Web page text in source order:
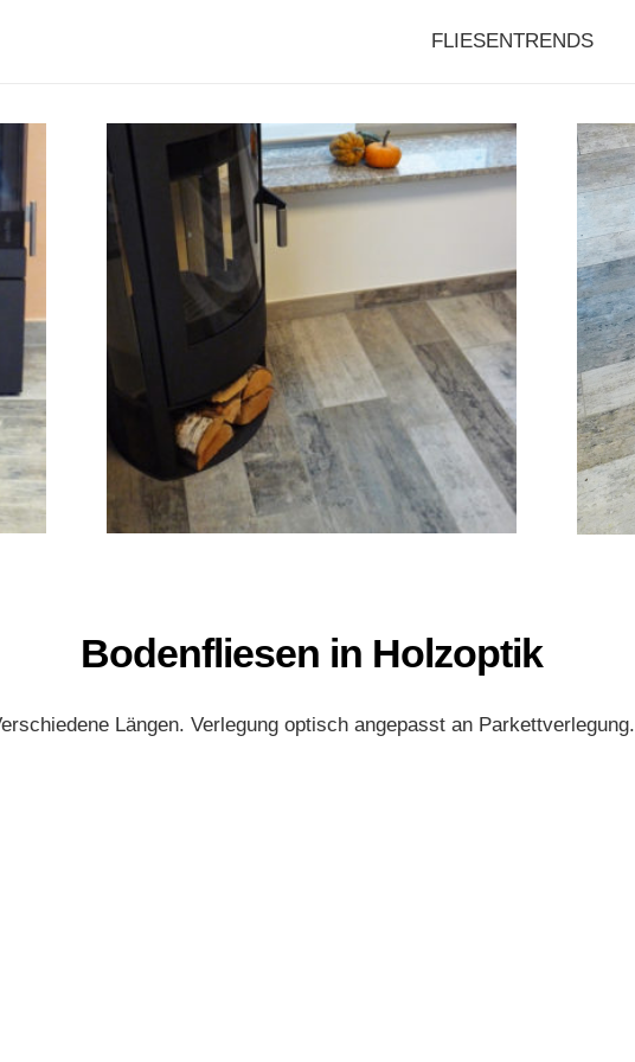
FLIESENTRENDS
Bodenfliesen in Holzoptik
Längen. Verlegung optisch angepasst an Parkettverlegung.